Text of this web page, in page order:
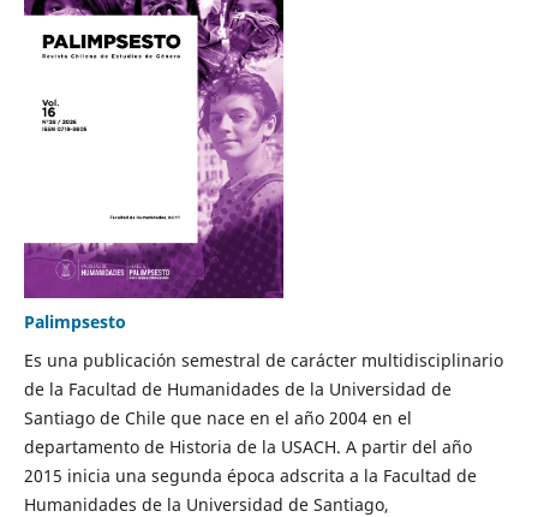
Palimpsesto
Es una publicación semestral de carácter multidisciplinario
de la Facultad de Humanidades de la Universidad de
Santiago de Chile que nace en el año 2004 en el
departamento de Historia de la USACH. A partir del año
2015 inicia una segunda época adscrita a la Facultad de
Humanidades de la Universidad de Santiago,